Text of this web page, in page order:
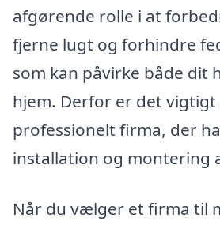
afgørende rolle i at
fjerne lugt og forhindre
som kan påvirke både dit
hjem. Derfor er det
professionelt firma, der
installation og montering
Når du vælger et firma til